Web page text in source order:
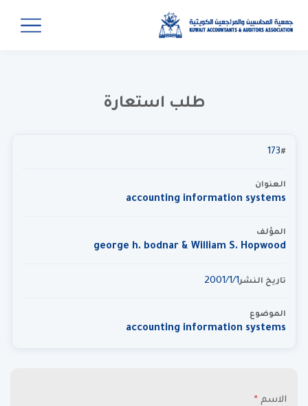
طلب استعارة
#
173
العنوان
accounting information systems
المؤلف
george h. bodnar & William S. Hopwood
تاريخ النشر1‏‏/1‏‏/2001
الموضوع
accounting information systems
الاسم *